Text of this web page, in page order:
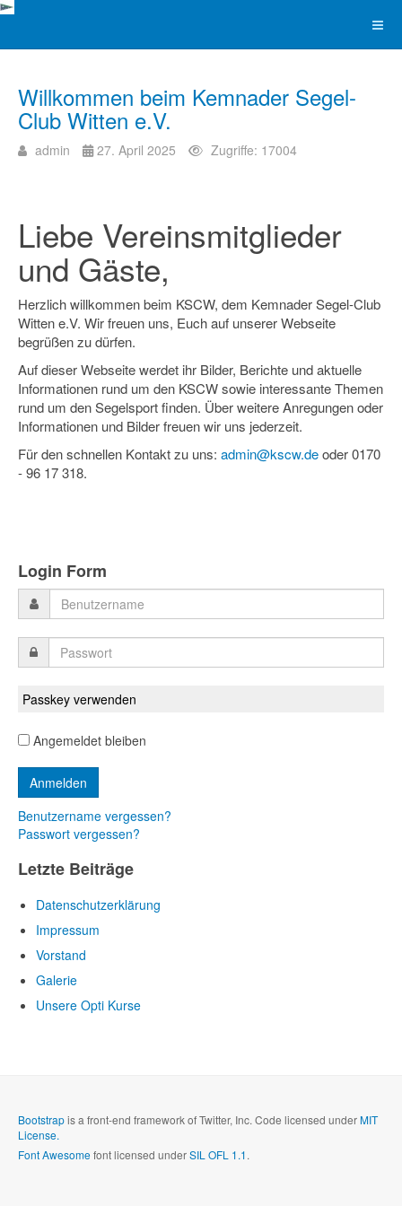
Willkommen beim Kemnader Segel-
Club Witten e.V.
admin 27. April 2025 Zugriffe: 17004
Liebe Vereinsmitglieder
und Gäste,
Herzlich willkommen beim KSCW, dem Kemnader Segel-Club
Witten e.V. Wir freuen uns, Euch auf unserer Webseite
begrüßen zu dürfen.
Auf dieser Webseite werdet ihr Bilder, Berichte und aktuelle
Informationen rund um den KSCW sowie interessante Themen
rund um den Segelsport finden. Über weitere Anregungen oder
Informationen und Bilder freuen wir uns jederzeit.
Für den schnellen Kontakt zu uns: admin@kscw.deoder 0170
- 96 17 318.
Login Form
Passkey verwenden
Angemeldet bleiben
Benutzername vergessen?
Passwort vergessen?
Letzte Beiträge
Datenschutzerklärung
Impressum
Vorstand
Galerie
Unsere Opti Kurse
Bootstrapis a front-end framework of Twitter, Inc. Code licensed underMIT
License.
Font Awesomefont licensed underSIL OFL 1.1.